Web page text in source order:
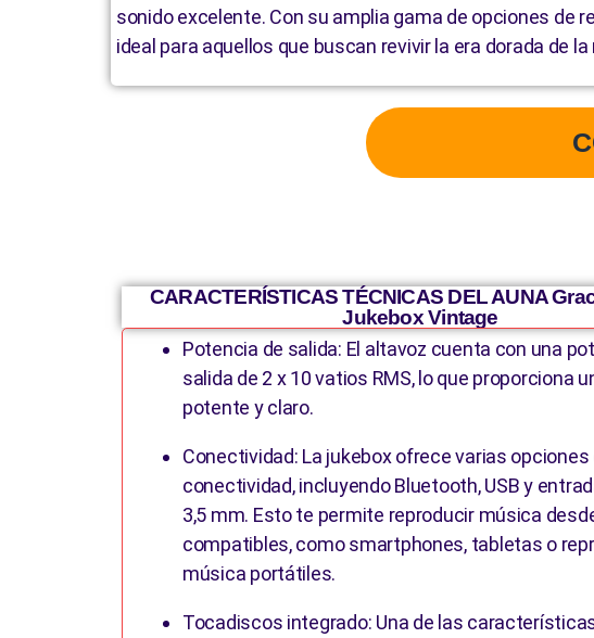
sonido excelente. Con su amplia gama de opciones de
ideal para aquellos que buscan revivir la era dorada de
CARACTERÍSTICAS TÉCNICAS DEL AUNA
Jukebox Vintage
Potencia de salida: El altavoz cuenta con una
salida de 2 x 10 vatios RMS, lo que proporciona
potente y claro.
Conectividad: La jukebox ofrece varias opciones
conectividad, incluyendo Bluetooth, USB y
3,5 mm. Esto te permite reproducir música
compatibles, como smartphones, tabletas o
música portátiles.
Tocadiscos integrado: Una de las